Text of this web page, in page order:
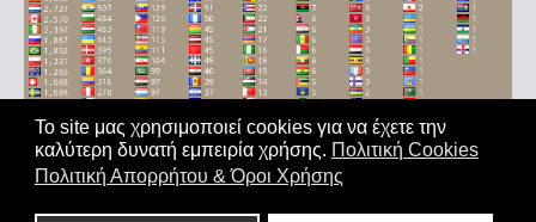
Το site μας χρησιμοποιεί cookies για να έχετε την
καλύτερη δυνατή εμπειρία χρήσης. Πολιτική Cookies
Πολιτική Απορρήτου & Όροι Χρήσης
Αρχική|'Οροι Χρήσης|Επικοινωνία